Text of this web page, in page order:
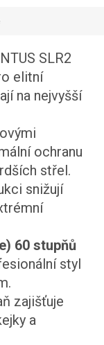
SLR2
elitní
na nejvyšší
ochranu
střel.
snižují
60 stupňů
styl
zajišťuje
a